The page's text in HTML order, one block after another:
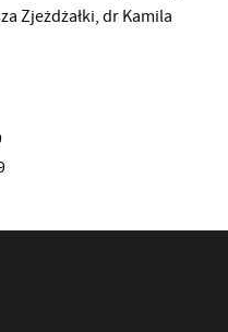
Zjeżdżałki, dr Kamila